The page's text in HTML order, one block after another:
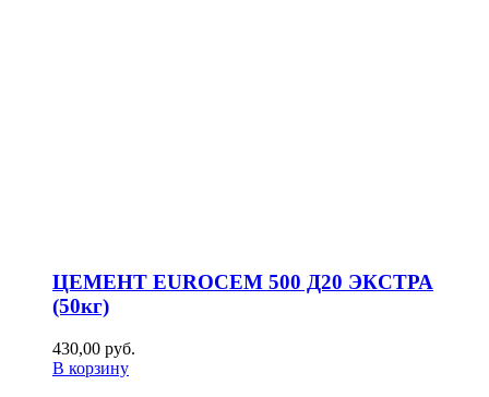
ЦЕМЕНТ EUROCEM 500 Д20 ЭКСТРА
(50кг)
430,00 руб.
В корзину